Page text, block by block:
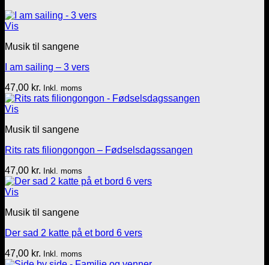
antal
Vis
Musik til sangene
I am sailing – 3 vers
47,00 kr. Inkl. moms
Vis
Musik til sangene
Rits rats filiongongon – Fødselsdagssangen
47,00 kr. Inkl. moms
Vis
Musik til sangene
Der sad 2 katte på et bord 6 vers
47,00 kr. Inkl. moms